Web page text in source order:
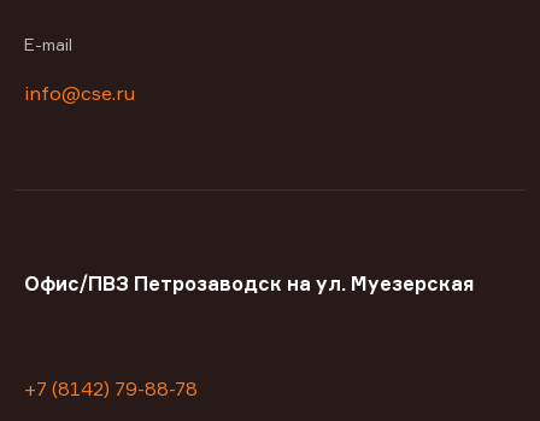
E-mail
info@cse.ru
Офис/ПВЗ Петрозаводск на ул. Муезерская
+7 (8142) 79-88-78